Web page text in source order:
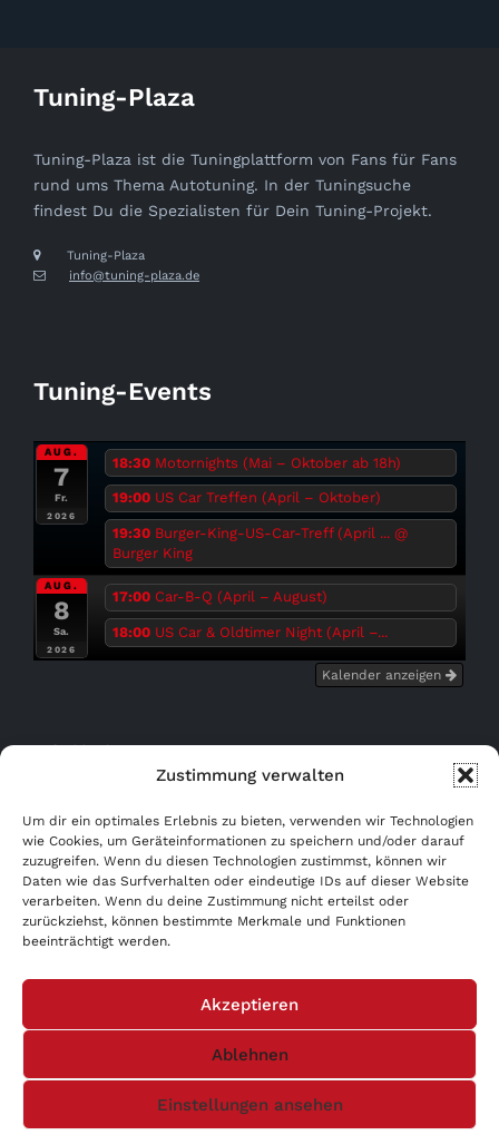
Zustimmung verwalten
Um dir ein optimales Erlebnis zu bieten, verwenden wir Technologien
wie Cookies, um Geräteinformationen zu speichern und/oder darauf
zuzugreifen. Wenn du diesen Technologien zustimmst, können wir
Daten wie das Surfverhalten oder eindeutige IDs auf dieser Website
verarbeiten. Wenn du deine Zustimmung nicht erteilst oder
zurückziehst, können bestimmte Merkmale und Funktionen
beeinträchtigt werden.
Akzeptieren
Ablehnen
Einstellungen ansehen
Tuning-Plaza
Tuning-Plaza ist die Tuningplattform von Fans für Fans
rund ums Thema Autotuning. In der Tuningsuche
findest Du die Spezialisten für Dein Tuning-Projekt.
Tuning-Plaza
info@tuning-plaza.de
Tuning-Events
AUG.
7
Fr.
2026
18:30 Motornights (Mai – Oktober ab 18h)
19:00 US Car Treffen (April – Oktober)
19:30 Burger-King-US-Car-Treff (April ... @
Burger King
AUG.
8
Sa.
2026
17:00 Car-B-Q (April – August)
18:00 US Car & Oldtimer Night (April –...
Kalender anzeigen
WERBUNG AB 0,- €!
AGB
Impressum